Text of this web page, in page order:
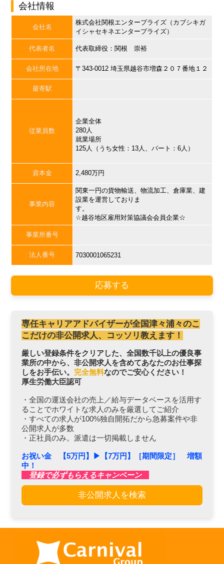
会社情報
会社名
株式会社関根エンタープライズ（カブシキガ
イシャセキネエンタープライズ）
代表者名 代表取締役：関根 崇裕
会社所在地 〒343-0012 埼玉県越谷市増森２０７番地１２
最寄駅
従業員数
企業全体
280人
就業場所
125人（うち女性：13人、パート：6人）
資本金 2,480万円
事業内容
関東一円の貨物輸送、物流加工、倉庫業、建
設業を運営しておりま
す。
☆越谷地区雇用対策協議会会員企業☆
事業所番号
法人番号 7030001065231
応募する
専任キャリアアドバイザーが全国津々浦々のこ
こだけの非公開求人、コッソリ教えます！
厳しい登録条件をクリアした、全国数千以上の優良事
業所の中から、非公開求人を含めてあなたのお仕事探
しをお手伝い。 完全無料なのでご安心ください！
厚生労働大臣認可
・全国の運送会社の売上／給与データベースを活用す
ることでホワイトな求人のみを厳選してご紹介
・すべての求人が100%独自開拓だから急募案件や非
公開求人が多数
・正社員のみ。派遣は一切掲載しません
お祝い金 【5万円】▶︎【7万円】［期間限定］ 増額
中！
登録で必ずもらえるキャンペーン
非公開求人を検索